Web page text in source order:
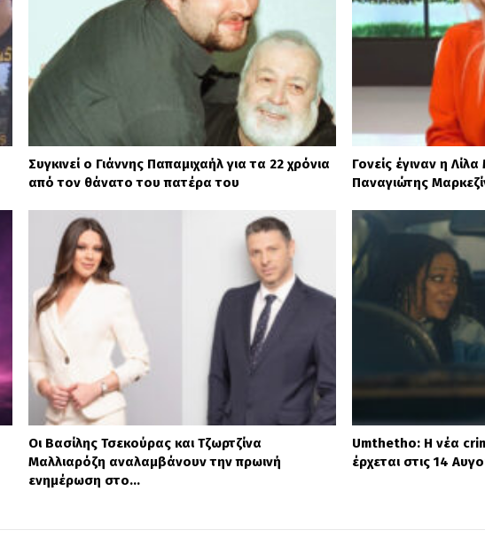
Συγκινεί ο Γιάννης Παπαμιχαήλ για τα 22 χρόνια
από τον θάνατο του πατέρα του
Γονείς έγιναν η
Παναγιώτης
Οι Βασίλης Τσεκούρας και Τζωρτζίνα
Μαλλιαρόζη αναλαμβάνουν την πρωινή
ενημέρωση στο…
Umthetho: Η νέα
έρχεται στις 14